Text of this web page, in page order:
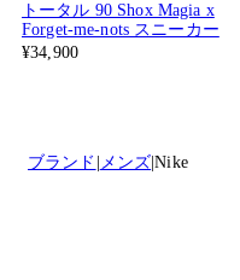
トータル 90 Shox Magia x
Forget-me-nots スニーカー
¥34,900
ブランド メンズ Nike